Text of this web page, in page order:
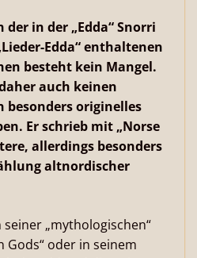
in der „Edda“ Snorri
Edda“ enthaltenen
besteht kein Mangel.
auch keinen
besonders originelles
Er schrieb mit „Norse
allerdings besonders
altnordischer
„mythologischen“
Gods“ oder in seinem